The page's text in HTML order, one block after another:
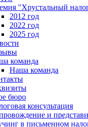
"Хрустальный
2012 год
2022 год
2025 год
команда
Наша команда
бюро
консультация
и
в письменном